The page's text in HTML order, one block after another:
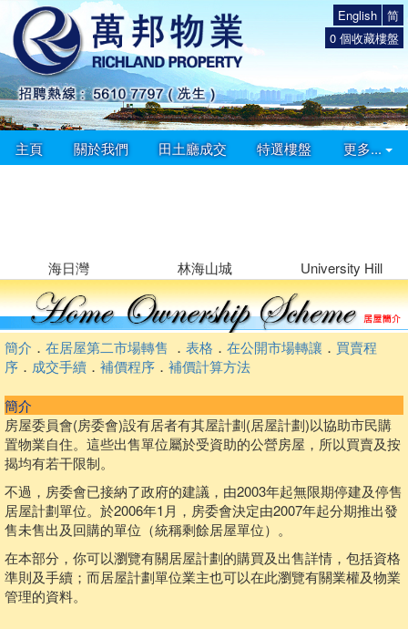
简
English
0 個收藏樓盤
主頁 關於我們 田土廳成交 特選樓盤 更多...
海日灣 林海山城 University Hill
簡介 ． 在居屋第二市場轉售 ． 表格 ． 在公開市場轉讓 ． 買賣程
序 ． 成交手續 ． 補價程序 ． 補價計算方法
簡介
房屋委員會(房委會)設有居者有其屋計劃(居屋計劃)以協助市民購
置物業自住。這些出售單位屬於受資助的公營房屋，所以買賣及按
揭均有若干限制。
不過，房委會已接納了政府的建議，由2003年起無限期停建及停售
居屋計劃單位。於2006年1月，房委會決定由2007年起分期推出發
售未售出及回購的單位（統稱剩餘居屋單位）。
在本部分，你可以瀏覽有關居屋計劃的購買及出售詳情，包括資格
準則及手續；而居屋計劃單位業主也可以在此瀏覽有關業權及物業
管理的資料。